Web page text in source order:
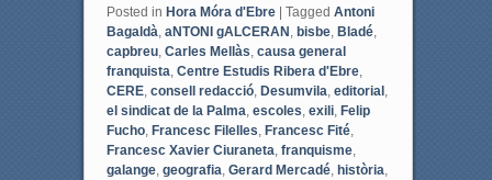
Posted in Hora Móra d'Ebre Tagged Antoni
Bagaldà, aNTONI gALCERAN , bisbe, Bladé,
capbreu, Carles Mellàs, causa general
franquista, Centre Estudis Ribera d'Ebre,
CERE, consell redacció, Desumvila, editorial ,
el sindicat de la Palma, escoles, exili, Felip
Fucho, Francesc Filelles, Francesc Fité,
Francesc Xavier Ciuraneta, franquisme,
galange, geografia, Gerard Mercadé, història,